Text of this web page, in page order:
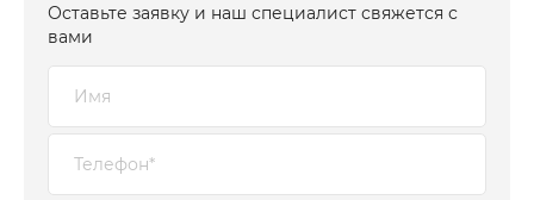
Оставьте заявку и наш специалист свяжется с
вами